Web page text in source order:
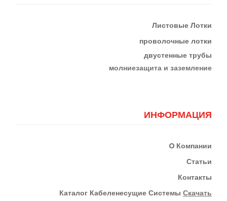
Листовые Лотки
проволочные лотки
двустенные трубы
молниезащита и заземление
ИНФОРМАЦИЯ
О Компании
Статьи
Контакты
КАталог Кабеленесущие Системы Скачать